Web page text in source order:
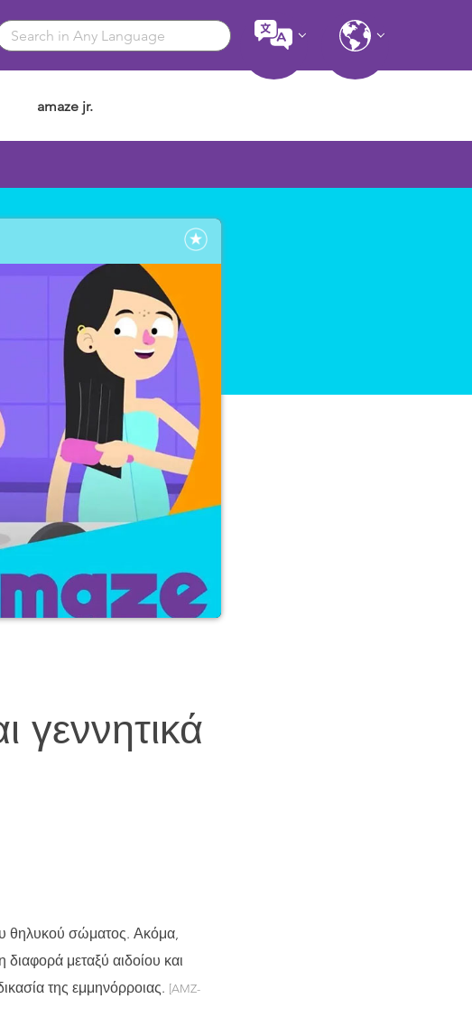
amaze jr.
θηλυκού σώματος. Ακόμα,
διαφορά μεταξύ αιδοίου και
της εμμηνόρροιας. [AMZ-